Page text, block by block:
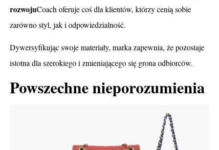
rozwojuCoach oferuje coś dla klientów, którzy cenią sobie
zarówno styl, jak i odpowiedzialność.
Dywersyfikując swoje materiały, marka zapewnia, że pozostaje
istotna dla szerokiego i zmieniającego się grona odbiorców.
Powszechne nieporozumienia